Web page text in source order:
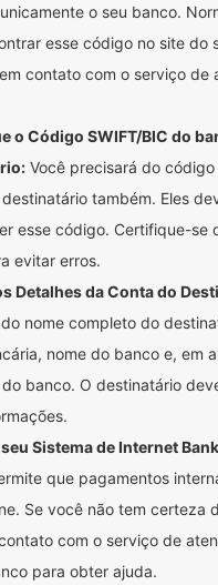
o seu banco.
esse código no site do
contato com o serviço de
o Código SWIFT/BIC do
Você precisará do código
também. Eles
esse código. Certifique-se
evitar erros.
Detalhes da Conta do
nome completo do
nome do banco e, em
banco. O destinatário
Sistema de Internet
que pagamentos
Se você não tem certeza
com o serviço de
para obter ajuda.